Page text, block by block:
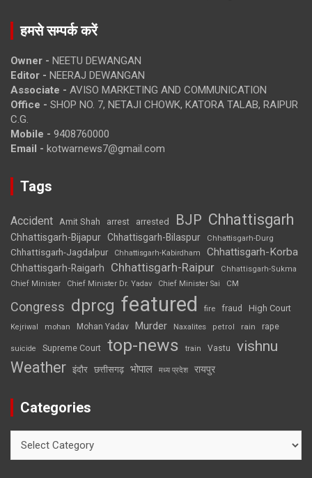
हमसे सम्पर्क करें
Owner - NEETU DEWANGAN
Editor - NEERAJ DEWANGAN
Associate - AVISO MARKETING AND COMMUNICATION
Office - SHOP NO. 7, NETAJI CHOWK, KATORA TALAB, RAIPUR
C.G.
Mobile - 9408760000
Email - kotwarnews7@gmail.com
Tags
Accident Amit Shah arrest arrested BJP Chhattisgarh
Chhattisgarh-Bijapur Chhattisgarh-Bilaspur Chhattisgarh-Durg
Chhattisgarh-Jagdalpur Chhattisgarh-Kabirdham Chhattisgarh-Korba
Chhattisgarh-Raigarh Chhattisgarh-Raipur
Chhattisgarh-Sukma
Chief Minister
Chief Minister Dr. Yadav Chief Minister Sai CM
Congress dprcg featured fire fraud High Court
Kejriwal mohan Mohan Yadav Murder Naxalites petrol rain rape
suicide Supreme Court top-news train Vastu vishnu
Weather इंदौर छत्तीसगढ़ भोपाल मध्य प्रदेश रायपुर
Categories